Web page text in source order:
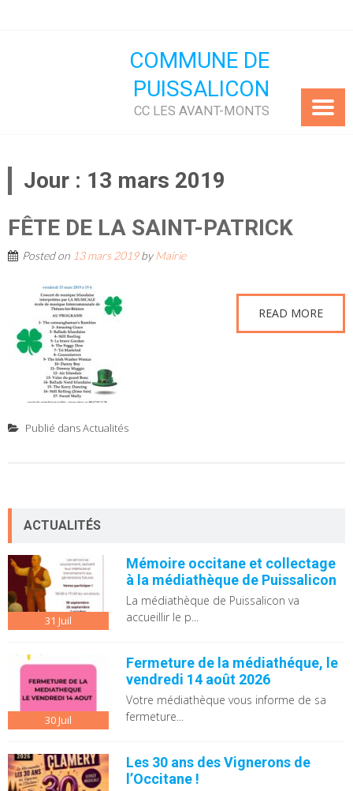
COMMUNE DE
PUISSALICON
CC LES AVANT-MONTS
Jour : 13 mars 2019
FÊTE DE LA SAINT-PATRICK
Posted on 13 mars 2019byMairie
READ MORE
Publié dansActualités
ACTUALITÉS
31 Juil
Mémoire occitane et collectage
à la médiathèque de Puissalicon
La médiathèque de Puissalicon va
accueillir le p...
30Juil
Fermeture de la médiathéque, le
vendredi 14 août 2026
Votre médiathèque vous informe de sa
fermeture...
Les 30 ans des Vignerons de
l’Occitane !